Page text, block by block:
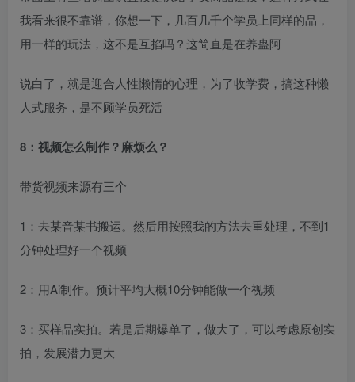
我看来很不靠谱，你想一下，几百几千个学员上同样的品，
用一样的玩法，这不是互掐吗？这简直是在养蛊阿
说白了，就是迎合人性懒惰的心理，为了收学费，搞这种懒
人式服务，是不顾学员死活
8：视频怎么制作？麻烦么？
带货视频来源有三个
1：去某音某书搬运。然后用按照我的方法去重处理，不到1
分钟处理好一个视频
2：用Ai制作。预计平均大概10分钟能做一个视频
3：买样品实拍。若是后期爆单了，做大了，可以考虑原创实
拍，发展潜力更大